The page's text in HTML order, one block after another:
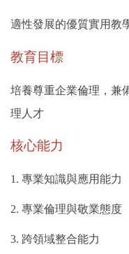
適性發展的優質實用教
教育目標
培養尊重企業倫理，兼
理人才
核心能力
1. 專業知識與應用能力
2. 專業倫理與敬業態度
3. 跨領域整合能力